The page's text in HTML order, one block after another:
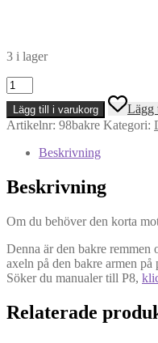
3 i lager
Eumig
P8
Automatic
Novo
-
Bakre
rem
(ej
motor)
mängd
Lägg till i varukorg
Lägg
Artikelnr: 98bakre Kategori:
Beskrivning
Beskrivning
Om du behöver den korta
Denna är den bakre remmen
axeln på den bakre armen
Söker du manualer till P8,
Relaterade